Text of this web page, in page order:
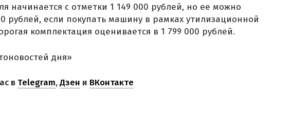
начинается с отметки 1 149 000 рублей, но ее можно
рублей, если покупать машину в рамках утилизационной
комплектация оценивается в 1 799 000 рублей.
дня»
в Telegram,Дзен и ВКонтакте